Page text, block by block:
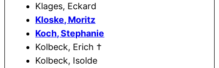
Klages, Eckard
Kloske, Moritz
Koch, Stephanie
Kolbeck, Erich †
Kolbeck, Isolde